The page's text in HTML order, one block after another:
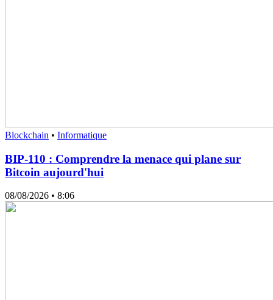
Blockchain • Informatique
BIP-110 : Comprendre la menace qui plane sur
Bitcoin aujourd'hui
08/08/2026 • 8:06